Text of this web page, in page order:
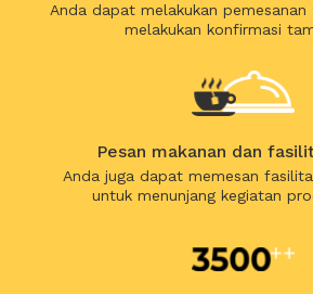
Anda dapat melakukan
melakukan konfirmasi
Pesan makanan dan
Anda juga dapat memesan
untuk menunjang kegiatan